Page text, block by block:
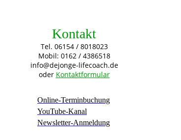
Kontakt
Tel. 06154 / 8018023
Mobil: 0162 / 4386518
info@dejonge-lifecoach.de
oder Kontaktformular
Online-Terminbuchung
YouTube-Kanal
Newsletter-Anmeldung